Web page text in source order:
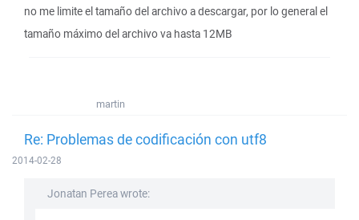
no me limite el tamaño del archivo a descargar, por lo general el
tamaño máximo del archivo va hasta 12MB
martin
Re: Problemas de codificación con utf8
2014-02-28
Jonatan Perea wrote: